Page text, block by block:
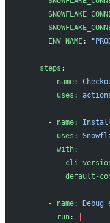
      ENV_NAME
:
    steps
:
      -
name:
        uses
:
      -
name:
        uses
:
        with
:
cli-
default-
      -
name:
        run
: